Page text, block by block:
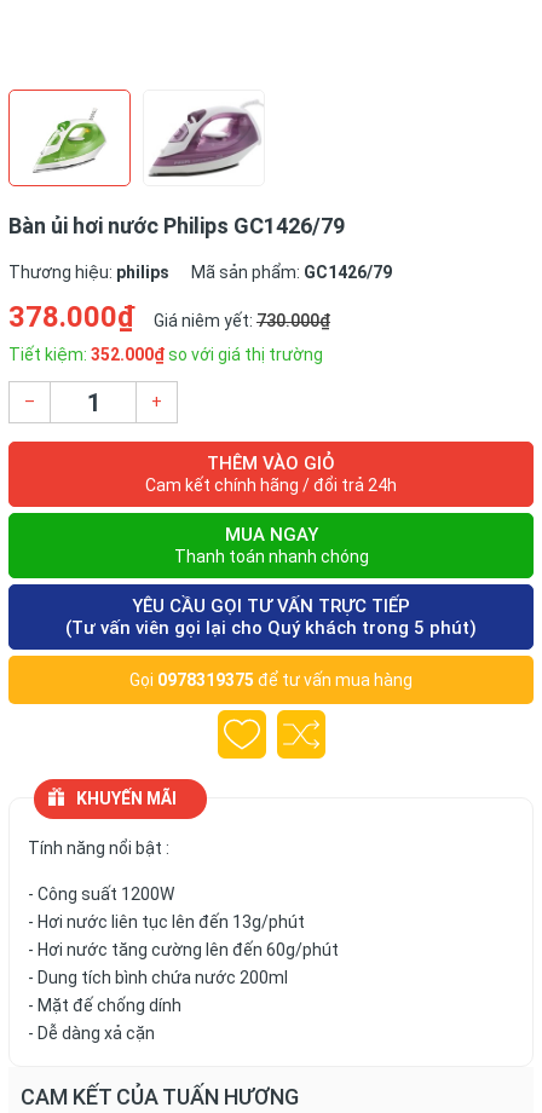
Bàn ủi hơi nước Philips GC1426/79
Thương hiệu: philips Mã sản phẩm: GC1426/79
378.000₫ Giá niêm yết: 730.000₫
Tiết kiệm: 352.000₫so với giá thị trường
– +
THÊM VÀO GIỎ
Cam kết chính hãng / đổi trả 24h
MUA NGAY
Thanh toán nhanh chóng
YÊU CẦU GỌI TƯ VẤN TRỰC TIẾP
(Tư vấn viên gọi lại cho Quý khách trong 5 phút)
Gọi 0978319375 để tư vấn mua hàng
KHUYẾN MÃI
Tính năng nổi bật :
- Công suất 1200W
- Hơi nước liên tục lên đến 13g/phút
- Hơi nước tăng cường lên đến 60g/phút
- Dung tích bình chứa nước 200ml
- Mặt đế chống dính
- Dễ dàng xả cặn
CAM KẾT CỦA TUẤN HƯƠNG